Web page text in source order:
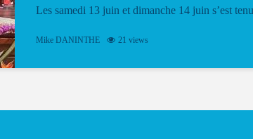
Les samedi 13 juin et dimanche 14 juin s’est tenu
vibrant à Pierrot Narouman, organisé par
spectacle de fin d’année, présenté à la salle...
Mike DANINTHE 21 views